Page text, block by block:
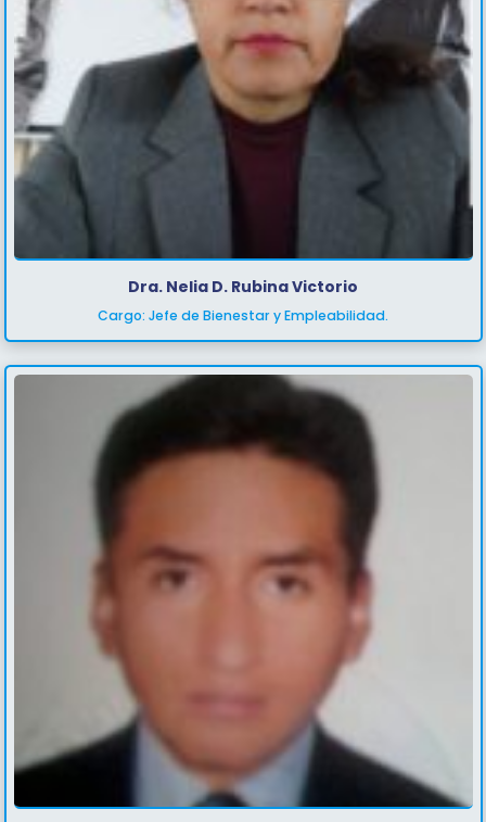
Dra. Nelia D. Rubina Victorio
Cargo: Jefe de Bienestar y Empleabilidad.